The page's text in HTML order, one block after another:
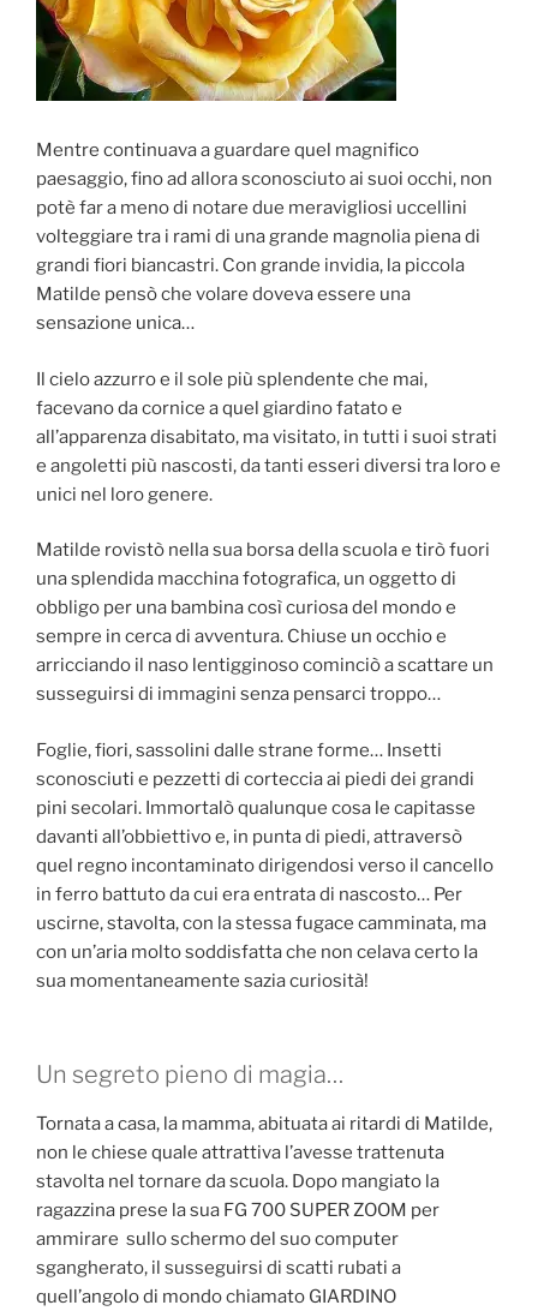
Mentre continuava a guardare quel magnifico
paesaggio, fino ad allora sconosciuto ai suoi occhi, non
potè far a meno di notare due meravigliosi uccellini
volteggiare tra i rami di una grande magnolia piena di
grandi fiori biancastri. Con grande invidia, la piccola
Matilde pensò che volare doveva essere una
sensazione unica…
Il cielo azzurro e il sole più splendente che mai,
facevano da cornice a quel giardino fatato e
all’apparenza disabitato, ma visitato, in tutti i suoi strati
e angoletti più nascosti, da tanti esseri diversi tra loro e
unici nel loro genere.
Matilde rovistò nella sua borsa della scuola e tirò fuori
una splendida macchina fotografica, un oggetto di
obbligo per una bambina così curiosa del mondo e
sempre in cerca di avventura. Chiuse un occhio e
arricciando il naso lentigginoso cominciò a scattare un
susseguirsi di immagini senza pensarci troppo…
Foglie, fiori, sassolini dalle strane forme… Insetti
sconosciuti e pezzetti di corteccia ai piedi dei grandi
pini secolari. Immortalò qualunque cosa le capitasse
davanti all’obbiettivo e, in punta di piedi, attraversò
quel regno incontaminato dirigendosi verso il cancello
in ferro battuto da cui era entrata di nascosto… Per
uscirne, stavolta, con la stessa fugace camminata, ma
con un’aria molto soddisfatta che non celava certo la
sua momentaneamente sazia curiosità!
Un segreto pieno di magia…
Tornata a casa, la mamma, abituata ai ritardi di Matilde,
non le chiese quale attrattiva l’avesse trattenuta
stavolta nel tornare da scuola. Dopo mangiato la
ragazzina prese la sua FG 700 SUPER ZOOM per
ammirare sullo schermo del suo computer
sgangherato, il susseguirsi di scatti rubati a
quell’angolo di mondo chiamato GIARDINO